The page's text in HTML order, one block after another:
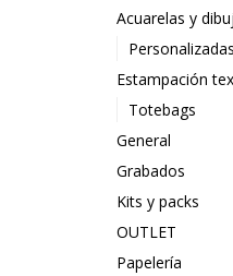
Acuarelas y
Personalizadas
Estampación
Totebags
General
Grabados
Kits y packs
OUTLET
Papelería